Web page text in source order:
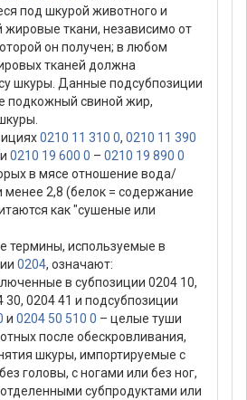
под шкурой животного и
жировые ткани, независимо от
он получен; в любом
тканей должна
шкуры. Данные подсубпозиции
подкожный свиной жир,
0210 11 310 0, 0210 11 390
и 0210 19 600 0 – 0210 19 890 0
в мясе отношение вода/
менее 2,8 (белок = содержание
как "сушеные или
термины, используемые в
0204, означают:
в субпозиции 0204 10,
30, 0204 41 и подсубпозиции
и 0204 50 510 0 – целые туши
после обескровливания,
шкуры, импортируемые с
головы, с ногами или без ног,
субпродуктами или